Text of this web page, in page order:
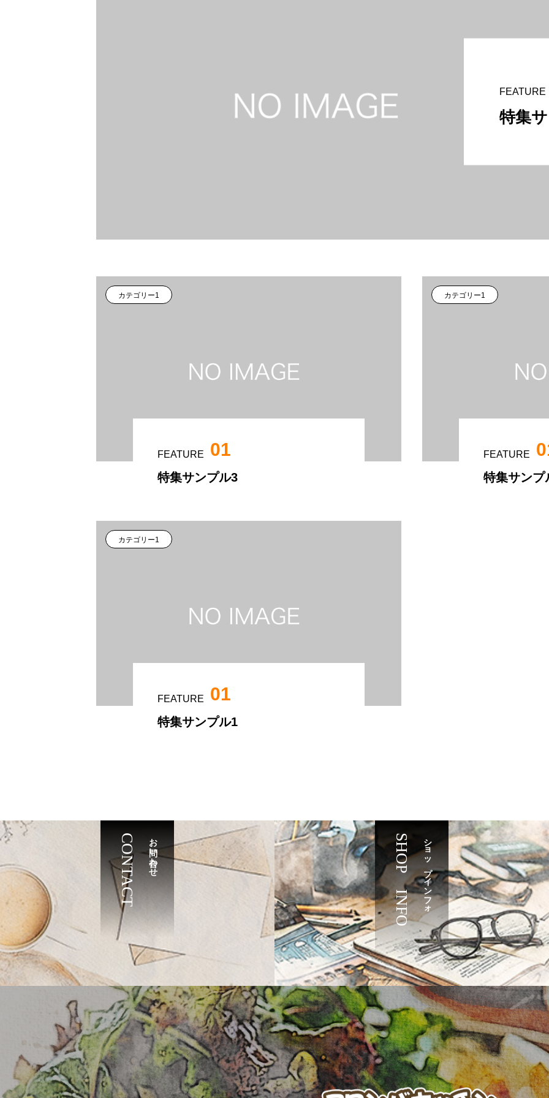
FEATURE
特集
カテゴリー1
FEATURE 01
特集サンプル3
カテゴリー1
FEATURE
特集サンプ
カテゴリー1
FEATURE 01
特集サンプル1
お問い合わせ
CONTACT ショップインフォ
SHOP INFO